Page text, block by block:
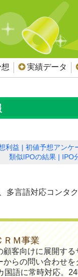
実績データ
利益 初値予想アンケ
類似IPOの結果
IPO
多言語対応コンタ
ＲＭ事業
顧客向けに展開す
らの問い合わせ
国語に常時対応。